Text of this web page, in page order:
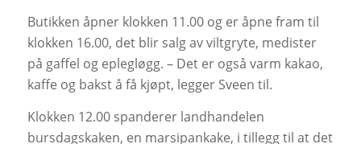
Butikken åpner klokken 11.00 og er åpne fram til
klokken 16.00, det blir salg av viltgryte, medister
på gaffel og eplegløgg. – Det er også varm kakao,
kaffe og bakst å få kjøpt, legger Sveen til.
Klokken 12.00 spanderer landhandelen
bursdagskaken, en marsipankake, i tillegg til at det